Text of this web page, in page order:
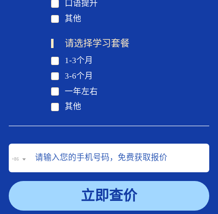
口语提升
其他
请选择学习套餐
1-3个月
3-6个月
一年左右
其他
+86
立即查价